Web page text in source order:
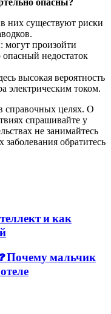
них существуют риски
произойти
недостаток
высокая вероятность
электрическим током.
справочных целях. О
спрашивайте у
не занимайтесь
обратитесь
и как
Почему мальчик